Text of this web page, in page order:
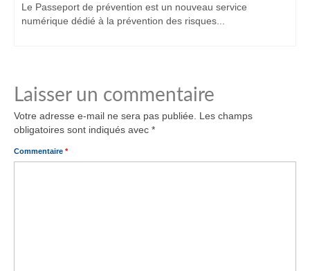
Le Passeport de prévention est un nouveau service
numérique dédié à la prévention des risques...
Laisser un commentaire
Votre adresse e-mail ne sera pas publiée.
Les champs
obligatoires sont indiqués avec *
Commentaire *